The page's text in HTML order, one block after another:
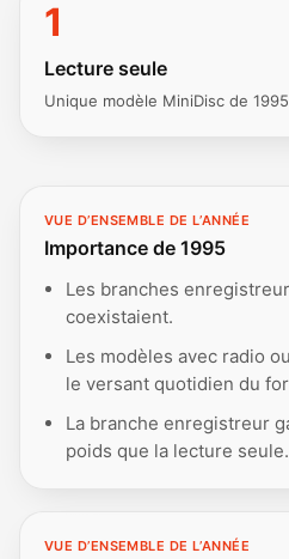
1
Lecture seule
Unique modèle MiniDisc de
VUE D’ENSEMBLE DE L’ANNÉE
Importance de 1995
Les branches
coexistaient.
Les modèles avec radio
le versant quotidien du
La branche enregistreur
poids que la lecture seule.
VUE D’ENSEMBLE DE L’ANNÉE